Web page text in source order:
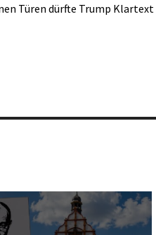
Türen dürfte Trump Klartext